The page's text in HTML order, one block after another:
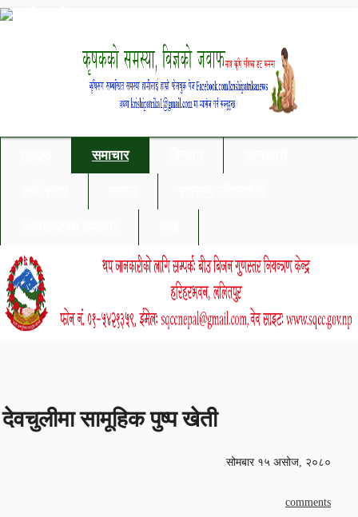
समाचार
देवचुलीमा सामूहिक पुष्प खेती
सोमबार १५ असोज, २०८०
comments